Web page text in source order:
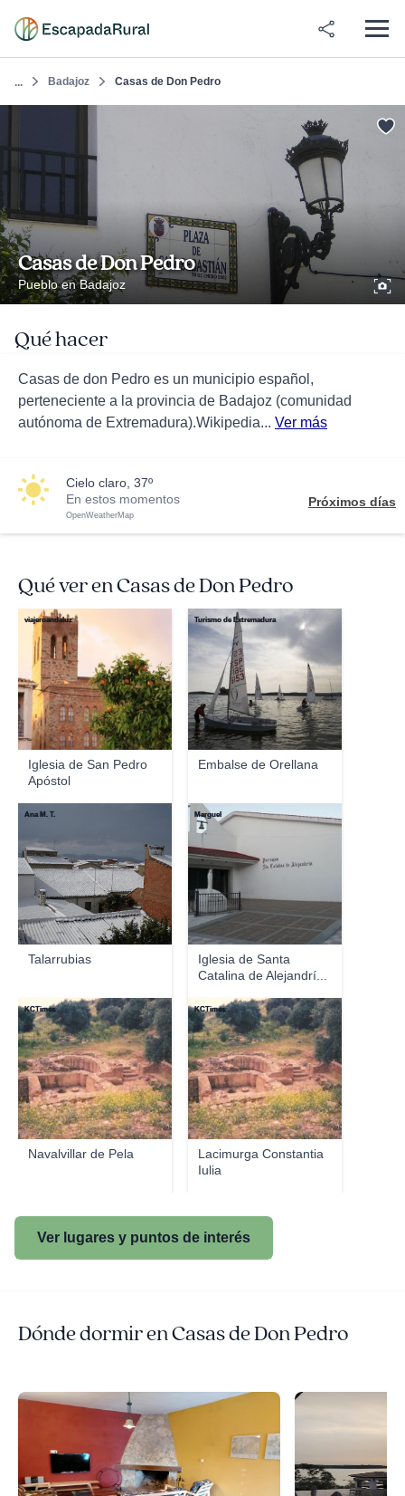
... Badajoz Casas de Don Pedro
Casas de Don Pedro
Pueblo en Badajoz
Qué hacer
Casas de don Pedro es un municipio español,
perteneciente a la provincia de Badajoz (comunidad
autónoma de Extremadura).Wikipedia... Ver más
cielo claro, 37º
En estos momentos
OpenWeatherMap
Próximos días
Qué ver en Casas de Don Pedro
Iglesia de San Pedro
Apóstol
viajeroandaluz
Embalse de Orellana
Turismo de Extremadura
Talarrubias
Ana M. T.
Iglesia de Santa
Catalina de Alejandrí...
Marguel
Navalvillar de Pela
KCTimes
Lacimurga Constantia
Iulia
KCTimes
Ver lugares y puntos de interés
Dónde dormir en Casas de Don Pedro